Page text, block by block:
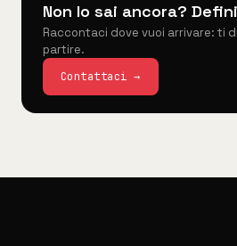
Non lo sai ancora?
Raccontaci dove vuoi arrivare: ti
partire.
Contattaci →